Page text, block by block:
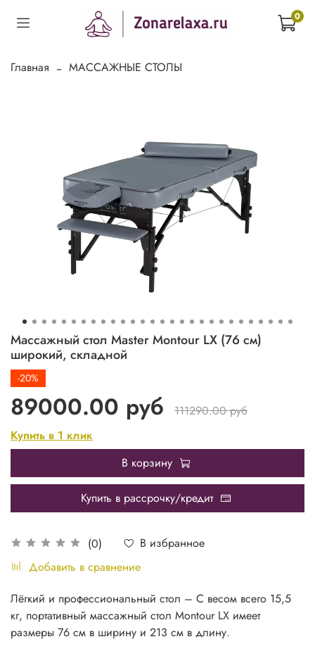
0
Главная МАССАЖНЫЕ СТОЛЫ
Массажный стол Master Montour LX (76 см)
широкий, складной
(0)
В избранное
Добавить в сравнение
-20%
89000.00 руб
111290.00 руб
Купить в 1 клик
В корзину
Купить в рассрочку/кредит
Лёгкий и профессиональный стол – С весом всего 15,5
кг, портативный массажный стол Montour LX имеет
размеры 76 см в ширину и 213 см в длину.